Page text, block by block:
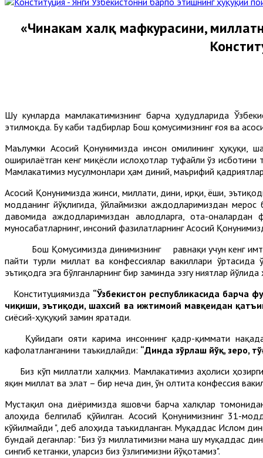
«Чинакам халқ мафкурасини,
Шу кунларда мамлакатимизнинг барча ҳудудларида
этилмоқда. Бу каби тадбирлар Бош қомусимизнинг ғоя ва
Маълумки Асосий Қонунимизда инсон омилининг ҳуқуқи,
оширилаётган кенг миқёсли ислоҳотлар туфайли ўз
Мамлакатимиз мусулмонлари ҳам диний, маърифий
Асосий Қонунимизда жинси, миллати, дини, ирқи, ёши,
модданинг йўқлигида, ўйлаймизки аждодларимиздан
давомида аждодларимиздан авлодларга, ота-оналардан
муносабатларнинг, инсоний фазилатларнинг Асосий
Бош Қомусимизда динимизнинг равнақи учун кенг
пайти турли миллат ва конфессиялар вакиллари
эътиқодга эга бўлганларнинг бир заминда эзгу ниятлар
Конституциямизда “Ўзбекистон республикасида барча
чиқиши, эътиқоди, шахсий ва ижтимоий мавқеидан
сиёсий-ҳуқуқий замин яратади.
Қуйидаги ояти карима инсоннинг қадр-қиммати
кафолатланганини таъкидлайди: “Динда зўрлаш йўқ, зеро,
Биз кўп миллатли халқмиз. Мамлакатимиз аҳолиси
яқин миллат ва элат – бир неча дин, ўн олтита конфессия
Мустақил она диёримизда яшовчи барча халқлар
алоҳида белгилаб қўйилган. Асосий Қонунимизнинг 31-
кўйилмайди ", деб алоҳида таъкидланган. Муқаддас Ислом
бундай деганлар: "Биз ўз миллатимизни мана шу муқаддас
сингиб кетганки, уларсиз биз ўзлигимизни йўқотамиз".